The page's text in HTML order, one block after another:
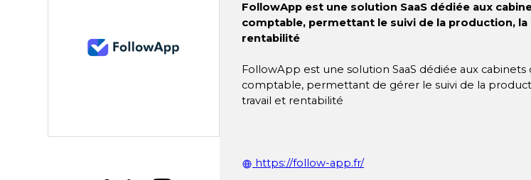
FollowApp est une solution SaaS dédiée aux
comptable, permettant le suivi de la production,
rentabilité
FollowApp est une solution SaaS dédiée aux cabinets
comptable, permettant de gérer le suivi de la
travail et rentabilité
https://follow-app.fr/